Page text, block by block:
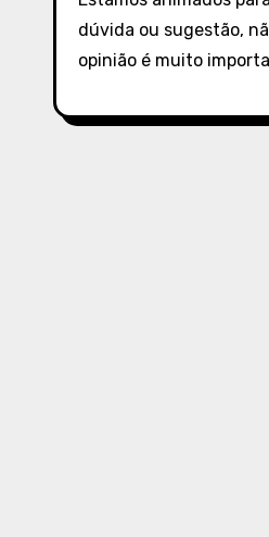
dúvida ou sugestão,
opinião é muito